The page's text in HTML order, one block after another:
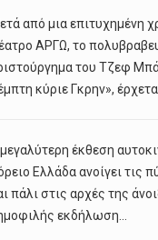
από μια επιτυχημένη
ΑΡΓΩ, το
του Τζεφ
κύριε Γκρην»,
έκθεση
Ελλάδα ανοίγει τις
πάλι στις αρχές της
εκδήλωση...